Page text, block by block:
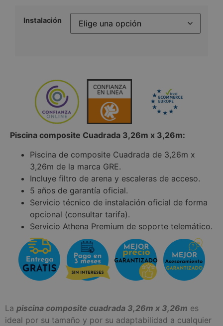
Instalación
Piscina composite Cuadrada 3,26m x 3,26m:
Piscina de composite Cuadrada de 3,26m x
3,26m de la marca GRE.
Incluye filtro de arena y escaleras de acceso.
5 años de garantía oficial.
Servicio técnico de instalación oficial de forma
opcional (consultar tarifa).
Servicio Athena Premium de soporte telemático.
La piscina composite cuadrada 3,26m x 3,26m es
ideal por su tamaño y por su adaptabilidad a cualquier